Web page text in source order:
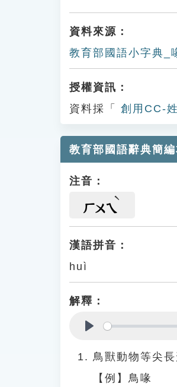
資料來源：
教育部國語小字典_
授權資訊：
資料採「
創用CC-
教育部國語辭典簡
注音：
ㄏㄨㄟ
漢語拼音：
huì
解釋：
鳥獸動物等尖長
【例】鳥喙